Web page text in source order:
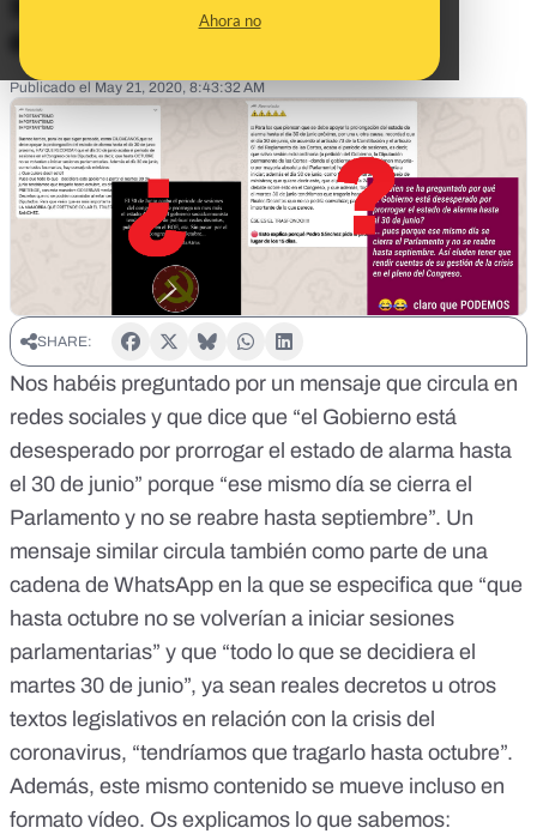
Ahora no
extraordinarias
Publicado el May 21, 2020, 8:43:32 AM
SHARE:
Nos habéis preguntado por un mensaje que circula en
redes sociales y que dice que “el Gobierno está
desesperado por prorrogar el estado de alarma hasta
el 30 de junio” porque “ese mismo día se cierra el
Parlamento y no se reabre hasta septiembre”. Un
mensaje similar circula también como parte de una
cadena de WhatsApp en la que se especifica que “que
hasta octubre no se volverían a iniciar sesiones
parlamentarias” y que “todo lo que se decidiera el
martes 30 de junio”, ya sean reales decretos u otros
textos legislativos en relación con la crisis del
coronavirus, “tendríamos que tragarlo hasta octubre”.
Además, este mismo contenido se mueve incluso en
formato vídeo. Os explicamos lo que sabemos: